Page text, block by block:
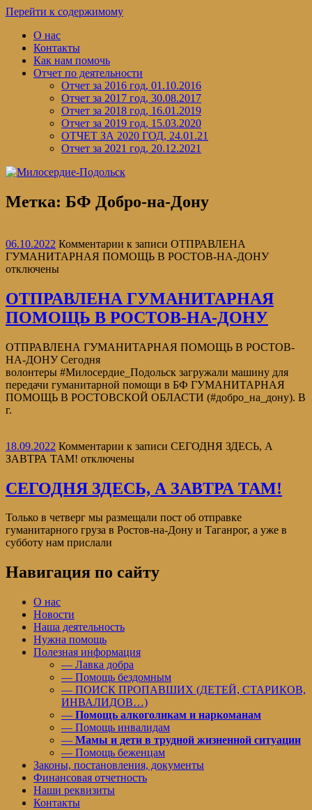
Перейти к содержимому
О нас
Контакты
Как нам помочь
Отчет по деятельности
Отчет за 2016 год, 01.10.2016
Отчет за 2017 год, 30.08.2017
Отчет за 2018 год, 16.01.2019
Отчет за 2019 год, 15.03.2020
ОТЧЕТ ЗА 2020 ГОД, 24.01.21
Отчет за 2021 год, 20.12.2021
Метка: БФ Добро-на-Дону
06.10.2022 Комментарии к записи ОТПРАВЛЕНА
ГУМАНИТАРНАЯ ПОМОЩЬ В РОСТОВ-НА-ДОНУ
отключены
ОТПРАВЛЕНА ГУМАНИТАРНАЯ
ПОМОЩЬ В РОСТОВ-НА-ДОНУ
ОТПРАВЛЕНА ГУМАНИТАРНАЯ ПОМОЩЬ В РОСТОВ-
НА-ДОНУ Сегодня
волонтеры #Милосердие_Подольск загружали машину для
передачи гуманитарной помощи в БФ ГУМАНИТАРНАЯ
ПОМОЩЬ В РОСТОВСКОЙ ОБЛАСТИ (#добро_на_дону). В
г.
18.09.2022 Комментарии к записи СЕГОДНЯ ЗДЕСЬ, А
ЗАВТРА ТАМ! отключены
СЕГОДНЯ ЗДЕСЬ, А ЗАВТРА ТАМ!
Только в четверг мы размещали пост об отправке
гуманитарного груза в Ростов-на-Дону и Таганрог, а уже в
субботу нам прислали
Навигация по сайту
О нас
Новости
Наша деятельность
Нужна помощь
Полезная информация
— Лавка добра
— Помощь бездомным
— ПОИСК ПРОПАВШИХ (ДЕТЕЙ, СТАРИКОВ,
ИНВАЛИДОВ…)
— Помощь алкоголикам и наркоманам
— Помощь инвалидам
— Мамы и дети в трудной жизненной ситуации
— Помощь беженцам
Законы, постановления, документы
Финансовая отчетность
Наши реквизиты
Контакты